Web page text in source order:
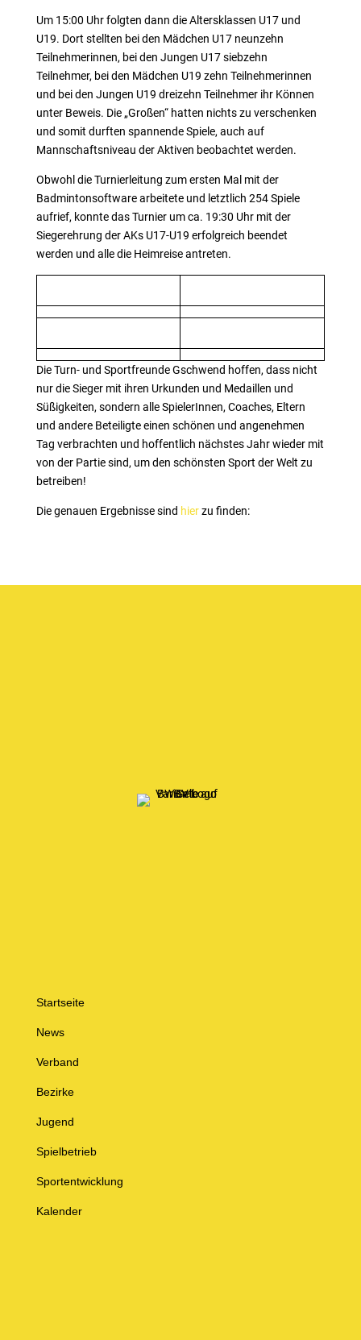
Um 15:00 Uhr folgten dann die Altersklassen U17 und
U19. Dort stellten bei den Mädchen U17 neunzehn
Teilnehmerinnen, bei den Jungen U17 siebzehn
Teilnehmer, bei den Mädchen U19 zehn Teilnehmerinnen
und bei den Jungen U19 dreizehn Teilnehmer ihr Können
unter Beweis. Die „Großen“ hatten nichts zu verschenken
und somit durften spannende Spiele, auch auf
Mannschaftsniveau der Aktiven beobachtet werden.
Obwohl die Turnierleitung zum ersten Mal mit der
Badmintonsoftware arbeitete und letztlich 254 Spiele
aufrief, konnte das Turnier um ca. 19:30 Uhr mit der
Siegerehrung der AKs U17-U19 erfolgreich beendet
werden und alle die Heimreise antreten.
Die Turn- und Sportfreunde Gschwend hoffen, dass nicht
nur die Sieger mit ihren Urkunden und Medaillen und
Süßigkeiten, sondern alle SpielerInnen, Coaches, Eltern
und andere Beteiligte einen schönen und angenehmen
Tag verbrachten und hoffentlich nächstes Jahr wieder mit
von der Partie sind, um den schönsten Sport der Welt zu
betreiben!
Die genauen Ergebnisse sind hierzu finden:
Startseite
News
Verband
Bezirke
Jugend
Spielbetrieb
Sportentwicklung
Kalender